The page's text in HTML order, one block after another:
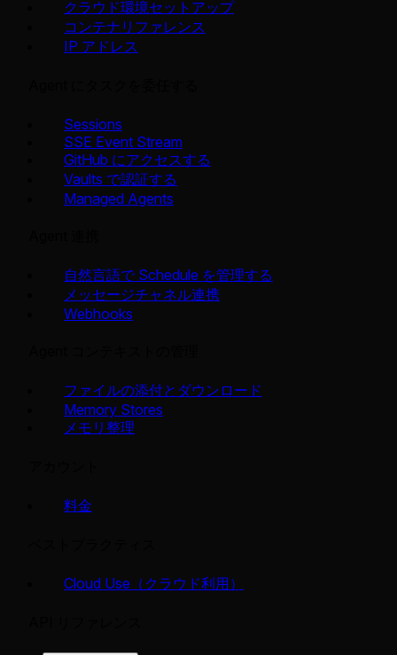
クラウド環境セットアップ
コンテナリファレンス
IP アドレス
Sessions
SSE Event Stream
GitHub にアクセスする
Vaults で認証する
Managed Agents
自然言語で Schedule を管理する
メッセージチャネル連携
Webhooks
ファイルの添付とダウンロード
Memory Stores
メモリ整理
料金
Cloud Use（クラウド利用）